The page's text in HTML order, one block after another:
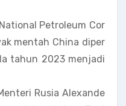
Petroleum Cor
mentah China diper
tahun 2023 menjadi
Rusia Alexande